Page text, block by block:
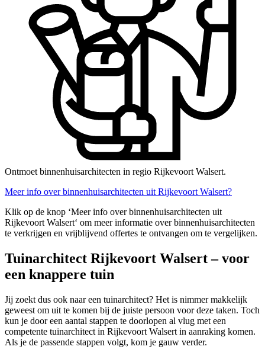
Ontmoet binnenhuisarchitecten in regio Rijkevoort Walsert.
Meer info over binnenhuisarchitecten uit Rijkevoort Walsert?
Klik op de knop ‘Meer info over binnenhuisarchitecten uit
Rijkevoort Walsert‘ om meer informatie over binnenhuisarchitecten
te verkrijgen en vrijblijvend offertes te ontvangen om te vergelijken.
Tuinarchitect Rijkevoort Walsert – voor
een knappere tuin
Jij zoekt dus ook naar een tuinarchitect? Het is nimmer makkelijk
geweest om uit te komen bij de juiste persoon voor deze taken. Toch
kun je door een aantal stappen te doorlopen al vlug met een
competente tuinarchitect in Rijkevoort Walsert in aanraking komen.
Als je de passende stappen volgt, kom je gauw verder.